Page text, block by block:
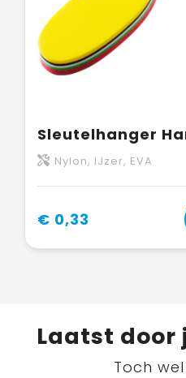
Nylon, IJzer, EVA
€ 0,33
Laatst door
Toch